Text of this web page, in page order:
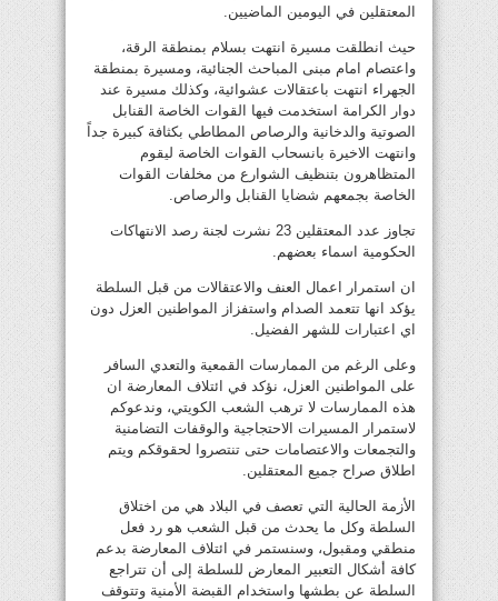
المعتقلين في اليومين الماضيين.
حيث انطلقت مسيرة انتهت بسلام بمنطقة الرقة،
واعتصام امام مبنى المباحث الجنائية، ومسيرة بمنطقة
الجهراء انتهت باعتقالات عشوائية، وكذلك مسيرة عند
دوار الكرامة استخدمت فيها القوات الخاصة القنابل
الصوتية والدخانية والرصاص المطاطي بكثافة كبيرة جداً
وانتهت الاخيرة بانسحاب القوات الخاصة ليقوم
المتظاهرون بتنظيف الشوارع من مخلفات القوات
الخاصة بجمعهم شضايا القنابل والرصاص.
تجاوز عدد المعتقلين 23 نشرت لجنة رصد الانتهاكات
الحكومية اسماء بعضهم.
ان استمرار اعمال العنف والاعتقالات من قبل السلطة
يؤكد انها تتعمد الصدام واستفزاز المواطنين العزل دون
اي اعتبارات للشهر الفضيل.
وعلى الرغم من الممارسات القمعية والتعدي السافر
على المواطنين العزل، نؤكد في ائتلاف المعارضة ان
هذه الممارسات لا ترهب الشعب الكويتي، وندعوكم
لاستمرار المسيرات الاحتجاجية والوقفات التضامنية
والتجمعات والاعتصامات حتى تنتصروا لحقوقكم ويتم
اطلاق صراح جميع المعتقلين.
الأزمة الحالية التي تعصف في البلاد هي من اختلاق
السلطة وكل ما يحدث من قبل الشعب هو رد فعل
منطقي ومقبول، وسنستمر في ائتلاف المعارضة بدعم
كافة أشكال التعبير المعارض للسلطة إلى أن تتراجع
السلطة عن بطشها واستخدام القبضة الأمنية وتتوقف